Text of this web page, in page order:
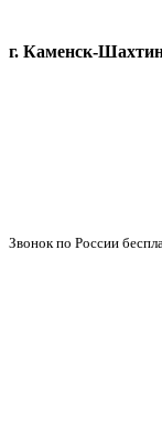
г. Каменск-
Звонок по России